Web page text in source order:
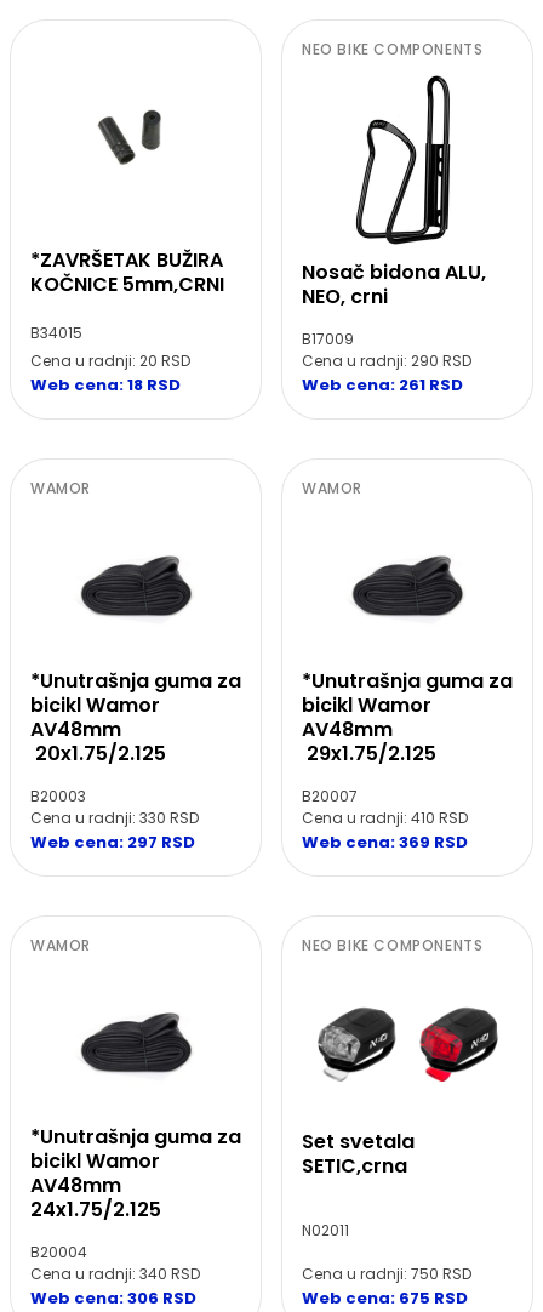
*ZAVRŠETAK BUŽIRA
KOČNICE 5mm,CRNI
B34015
Cena u radnji: 20 RSD
Web cena: 18 RSD
NEO BIKE COMPONENTS
Nosač bidona ALU,
NEO, crni
B17009
Cena u radnji: 290 RSD
Web cena: 261 RSD
WAMOR
*Unutrašnja guma za
bicikl Wamor
AV48mm
20x1.75/2.125
B20003
Cena u radnji: 330 RSD
Web cena: 297 RSD
WAMOR
*Unutrašnja guma za
bicikl Wamor
AV48mm
29x1.75/2.125
B20007
Cena u radnji: 410 RSD
Web cena: 369 RSD
WAMOR
*Unutrašnja guma za
bicikl Wamor
AV48mm
24x1.75/2.125
B20004
Cena u radnji: 340 RSD
Web cena: 306 RSD
NEO BIKE COMPONENTS
Set svetala
SETIC,crna
N02011
Cena u radnji: 750 RSD
Web cena: 675 RSD